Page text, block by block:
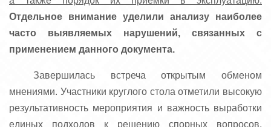
Отдельное внимание уделили анализу наиболее
часто выявляемых нарушений, связанных с
применением данного документа.
Завершилась встреча открытым обменом
мнениями. Участники круглого стола отметили высокую
результативность мероприятия и важность выработки
единых подходов к решению спорных вопросов,